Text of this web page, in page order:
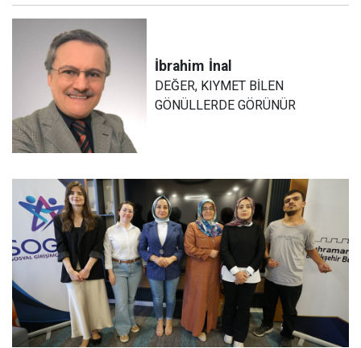
İbrahim İnal
DEĞER, KIYMET BİLEN
GÖNÜLLERDE GÖRÜNÜR